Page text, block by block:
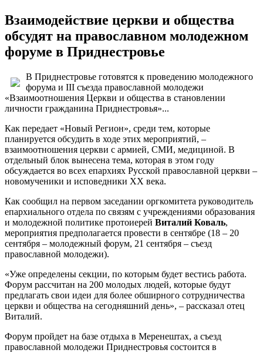
Взаимодействие церкви и общества
обсудят на православном молодежном
форуме в Приднестровье
В Приднестровье готовятся к проведению молодежного
форума и III съезда православной молодежи
«Взаимоотношения Церкви и общества в становлении
личности гражданина Приднестровья»...
Как передает «Новый Регион», среди тем, которые
планируется обсудить в ходе этих мероприятий, –
взаимоотношения церкви с армией, СМИ, медициной. В
отдельный блок вынесена тема, которая в этом году
обсуждается во всех епархиях Русской православной церкви –
новомученики и исповедники XX века.
Как сообщил на первом заседании оргкомитета руководитель
епархиального отдела по связям с учреждениями образования
и молодежной политике протоиерей Виталий Коваль,
мероприятия предполагается провести в сентябре (18 – 20
сентября – молодежный форум, 21 сентября – съезд
православной молодежи).
«Уже определены секции, по которым будет вестись работа.
Форум рассчитан на 200 молодых людей, которые будут
предлагать свои идеи для более обширного сотрудничества
церкви и общества на сегодняшний день», – рассказал отец
Виталий.
Форум пройдет на базе отдыха в Меренештах, а съезд
православной молодежи Приднестровья состоится в